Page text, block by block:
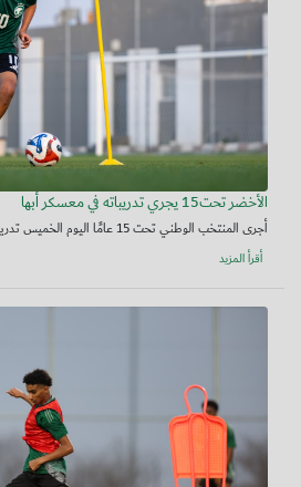
الأخضر تحت15 يجري تدريباته في معسكر أبها
أجرى المنتخب الوطني تحت 15 عامًا اليوم الخميس تدريباته ضمن معسكره الإع...
أقرأ المزيد